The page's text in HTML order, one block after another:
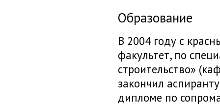
Образование
В 2004 году с
факультет, по
строительство»
закончил
дипломе по